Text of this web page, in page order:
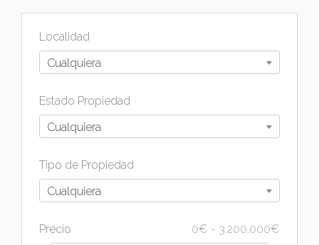
Localidad
Cualquiera
Estado Propiedad
Cualquiera
Tipo de Propiedad
Cualquiera
Precio 0€ - 3.200.000€